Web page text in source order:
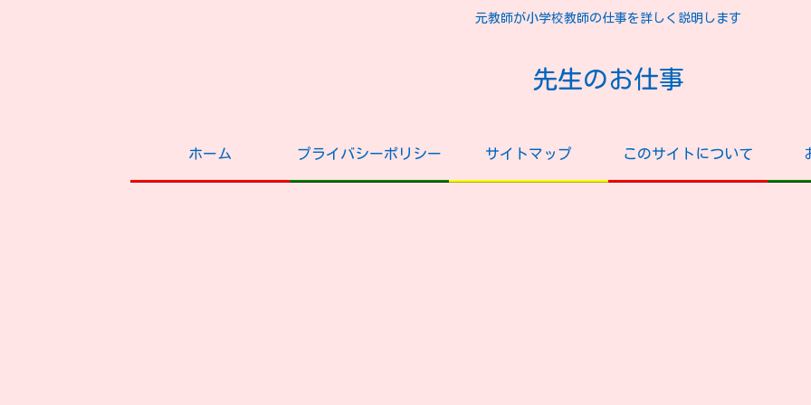
元教師が小学校教師の仕事を詳しく説明します
先生のお仕事
ホーム プライバシーポリシー サイトマップ このサイトについて